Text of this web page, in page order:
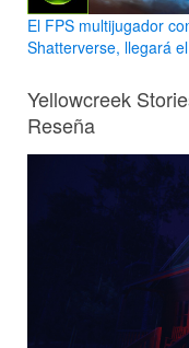
El FPS multijugador
Shatterverse, llegará
Yellowcreek
Reseña